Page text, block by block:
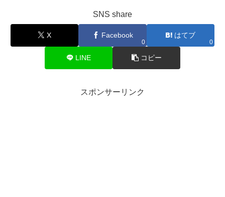
SNS share
X Facebook
0
はてブ
0
LINE コピー
スポンサーリンク